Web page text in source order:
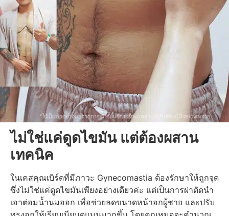
ไม่ใช่แค่ดูดไขมัน แต่ต้องผสาน
เทคนิค
ในเคสคุณเบิร์ดที่มีภาวะ Gynecomastia ต้องรักษาให้ถูกจุด
ซึ่งไม่ใช่แค่ดูดไขมันเพียงอย่างเดียวค่ะ แต่เป็นการผ่าตัดนำ
เอาต่อมน้ำนมออก เพื่อช่วยลดขนาดหน้าอกผู้ชาย และปรับ